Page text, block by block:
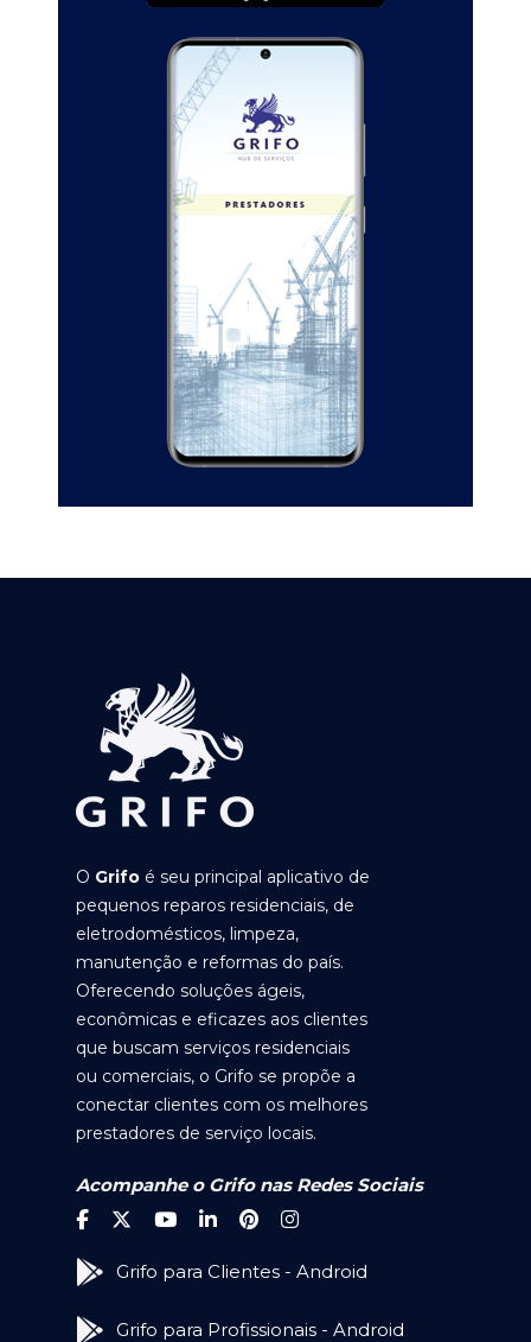
O Grifo é seu principal aplicativo de
pequenos reparos residenciais, de
eletrodomésticos, limpeza,
manutenção e reformas do país.
Oferecendo soluções ágeis,
econômicas e eficazes aos clientes
que buscam serviços residenciais
ou comerciais, o Grifo se propõe a
conectar clientes com os melhores
prestadores de serviço locais.
Acompanhe o Grifo nas Redes Sociais
Grifo para Clientes - Android
Grifo para Profissionais - Android